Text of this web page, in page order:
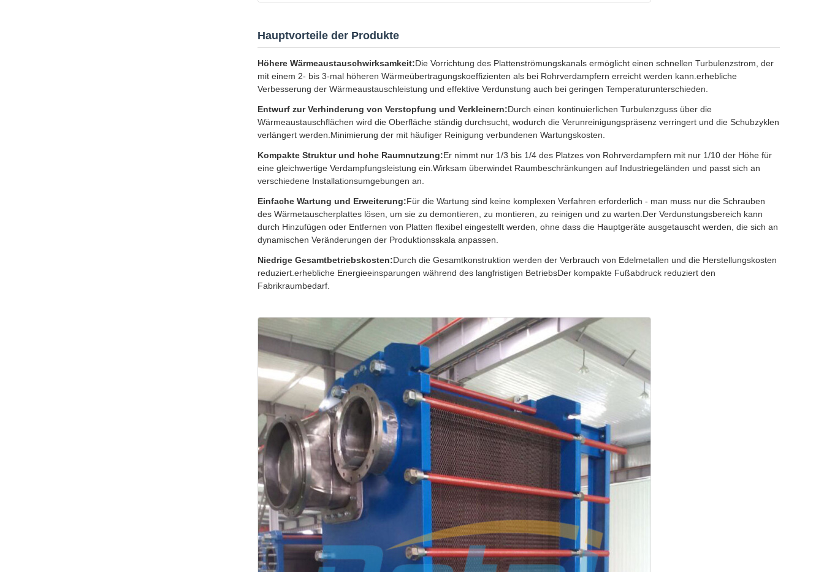
Hauptvorteile der Produkte
Höhere Wärmeaustauschwirksamkeit:Die Vorrichtung des Plattenströmungskanals ermöglicht einen schnellen Turbulenzstrom, der
mit einem 2- bis 3-mal höheren Wärmeübertragungskoeffizienten als bei Rohrverdampfern erreicht werden kann.erhebliche
Verbesserung der Wärmeaustauschleistung und effektive Verdunstung auch bei geringen Temperaturunterschieden.
Entwurf zur Verhinderung von Verstopfung und Verkleinern:Durch einen kontinuierlichen Turbulenzguss über die
Wärmeaustauschflächen wird die Oberfläche ständig durchsucht, wodurch die Verunreinigungspräsenz verringert und die Schubzyklen
verlängert werden.Minimierung der mit häufiger Reinigung verbundenen Wartungskosten.
Kompakte Struktur und hohe Raumnutzung:Er nimmt nur 1/3 bis 1/4 des Platzes von Rohrverdampfern mit nur 1/10 der Höhe für
eine gleichwertige Verdampfungsleistung ein.Wirksam überwindet Raumbeschränkungen auf Industriegeländen und passt sich an
verschiedene Installationsumgebungen an.
Einfache Wartung und Erweiterung:Für die Wartung sind keine komplexen Verfahren erforderlich - man muss nur die Schrauben
des Wärmetauscherplattes lösen, um sie zu demontieren, zu montieren, zu reinigen und zu warten.Der Verdunstungsbereich kann
durch Hinzufügen oder Entfernen von Platten flexibel eingestellt werden, ohne dass die Hauptgeräte ausgetauscht werden, die sich an
dynamischen Veränderungen der Produktionsskala anpassen.
Niedrige Gesamtbetriebskosten:Durch die Gesamtkonstruktion werden der Verbrauch von Edelmetallen und die Herstellungskosten
reduziert.erhebliche Energieeinsparungen während des langfristigen BetriebsDer kompakte Fußabdruck reduziert den
Fabrikraumbedarf.